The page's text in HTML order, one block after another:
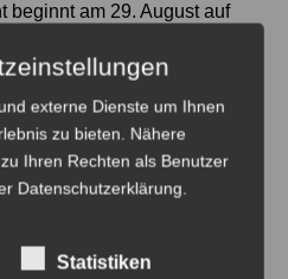
beginnt am 29. August auf
Das 1. Sehnder
Musik,
Erinnerungen
externe Dienste um Ihnen
zu bieten. Nähere
Ihren Rechten als Benutzer
Datenschutzerklärung.
Statistiken